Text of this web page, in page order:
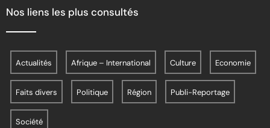
Nos liens les plus consultés
Actualités Afrique – International Culture Economie
Faits divers Politique Région Publi-Reportage
Société